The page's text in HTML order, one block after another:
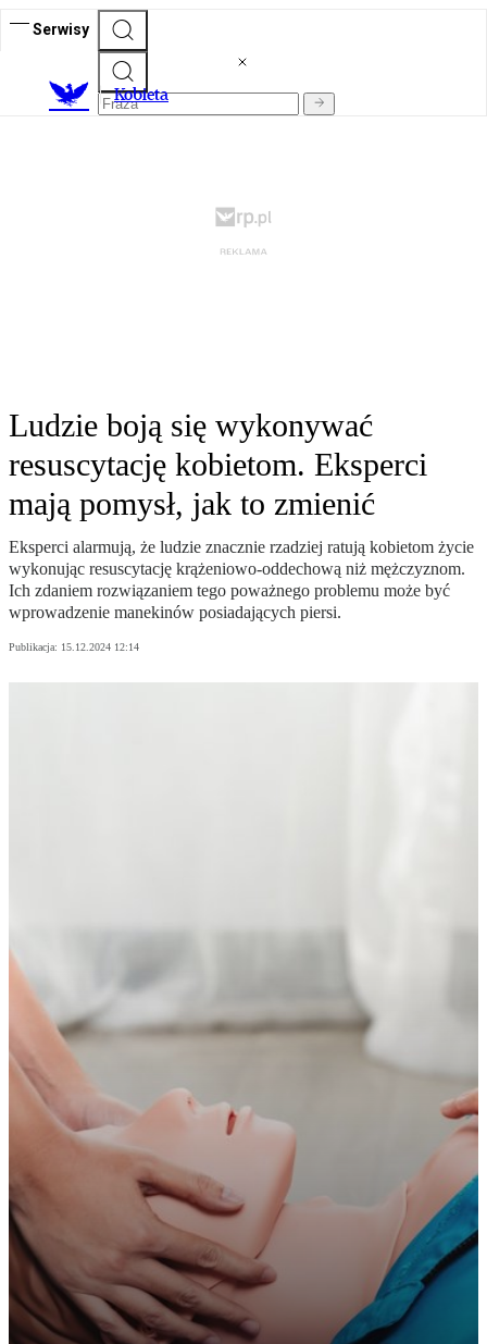
Serwisy
Kobieta
Ludzie boją się wykonywać
resuscytację kobietom. Eksperci
mają pomysł, jak to zmienić
Eksperci alarmują, że ludzie znacznie rzadziej ratują kobietom życie
wykonując resuscytację krążeniowo-oddechową niż mężczyznom.
Ich zdaniem rozwiązaniem tego poważnego problemu może być
wprowadzenie manekinów posiadających piersi.
Publikacja: 15.12.2024 12:14